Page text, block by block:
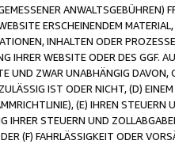
ERSCHEINENDEM
INHALTEN ODER
IHRER WEBSITE ODER DES GGF.
UND ZWAR UNABHÄNGIG
IST ODER NICHT, (D)
(E) IHREN
IHRER STEUERN UND
(F) FAHRLÄSSIGKEIT ODER